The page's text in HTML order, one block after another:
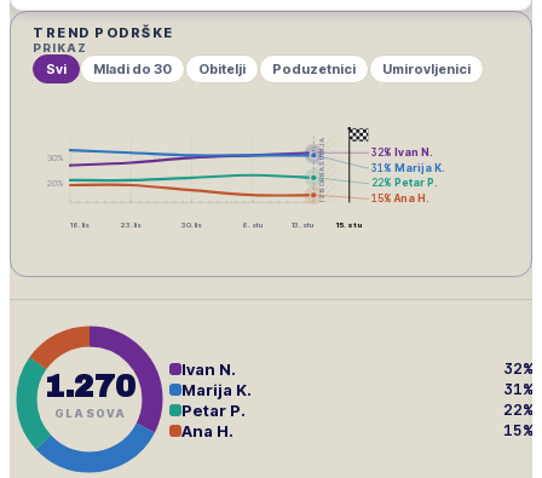
TREND PODRŠKE
PRIKAZ
Svi Mladi do 30 Obitelji Poduzetnici Umirovljenici
IZBORNA ŠUTNJA
20%
30% 32% Ivan N.
31% Marija K.
22% Petar P.
15% Ana H.
16. lis 23. lis 30. lis 6. stu 13. stu 15. stu
1.270
GLASOVA
Ivan N. 32%
Marija K. 31%
Petar P. 22%
Ana H. 15%